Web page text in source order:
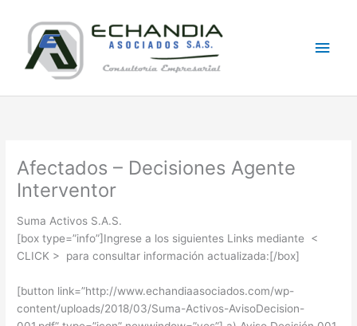
content
Afectados – Decisiones Agente
Interventor
Suma Activos S.A.S.
[box type=”info”]Ingrese a los siguientes Links mediante <
CLICK > para consultar información actualizada:[/box]
[button link=”http://www.echandiaasociados.com/wp-
content/uploads/2018/03/Suma-Activos-AvisoDecision-